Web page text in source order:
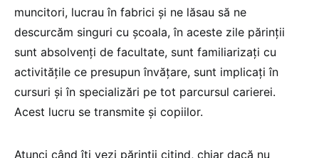
muncitori, lucrau în fabrici şi ne lăsau să ne
descurcăm singuri cu şcoala, în aceste zile părinţii
sunt absolvenţi de facultate, sunt familiarizaţi cu
activităţile ce presupun învăţare, sunt implicaţi în
cursuri şi în specializări pe tot parcursul carierei.
Acest lucru se transmite şi copiilor.
Atunci când îţi vezi părinţii citind, chiar dacă nu